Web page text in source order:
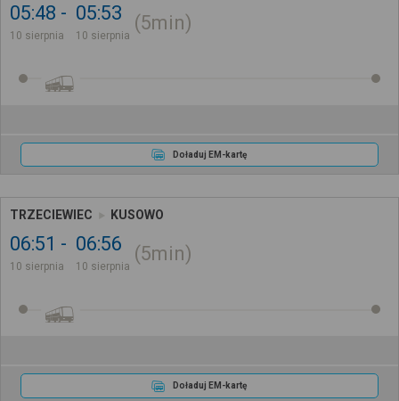
05:48
10 sierpnia
05:53
10 sierpnia
5min
Doładuj EM-kartę
TRZECIEWIEC KUSOWO
06:51
10 sierpnia
06:56
10 sierpnia
5min
Doładuj EM-kartę